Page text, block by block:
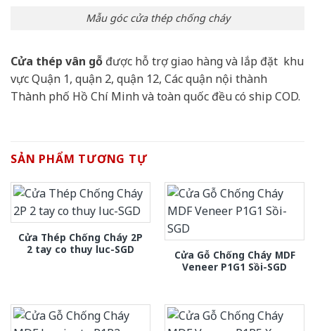
Mẫu góc cửa thép chống cháy
Cửa thép vân gỗ được hỗ trợ giao hàng và lắp đặt khu
vực Quận 1, quận 2, quận 12, Các quận nội thành
Thành phố Hồ Chí Minh và toàn quốc đều có ship COD.
SẢN PHẨM TƯƠNG TỰ
Cửa Thép Chống Cháy 2P
2 tay co thuy luc-SGD
Cửa Gỗ Chống Cháy MDF
Veneer P1G1 Sồi-SGD